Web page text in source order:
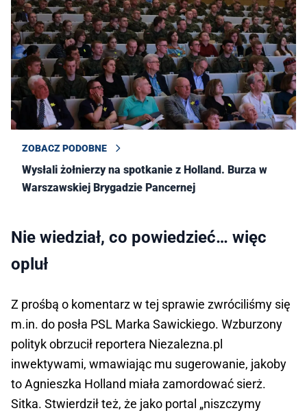
ZOBACZ PODOBNE
Wysłali żołnierzy na spotkanie z Holland. Burza w
Warszawskiej Brygadzie Pancernej
Nie wiedział, co powiedzieć… więc
opluł
Z prośbą o komentarz w tej sprawie zwróciliśmy się
m.in. do posła PSL Marka Sawickiego. Wzburzony
polityk obrzucił reportera Niezalezna.pl
inwektywami, wmawiając mu sugerowanie, jakoby
to Agnieszka Holland miała zamordować sierż.
Sitka. Stwierdził też, że jako portal „niszczymy